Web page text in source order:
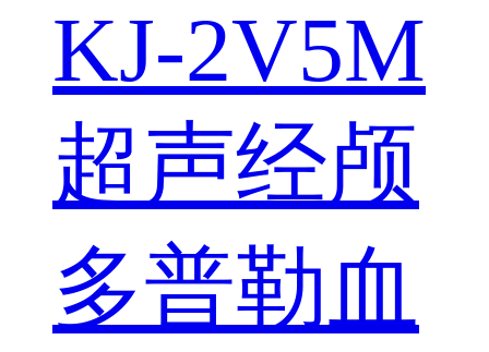
KJ-2V5M
超声经颅
多普勒血